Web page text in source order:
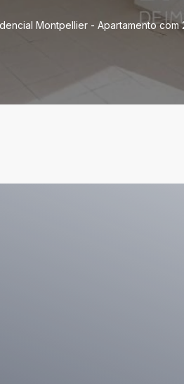
Montpellier - Apartamento